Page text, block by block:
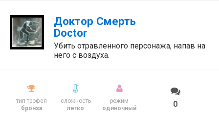
Доктор Смерть
Doctor
Убить отравленного персонажа, напав на
него с воздуха.
тип трофея
бронза
сложность
легко
режим
одиночный
0